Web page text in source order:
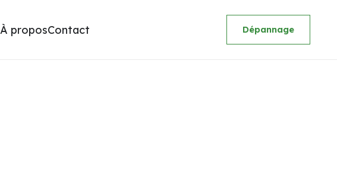
À proposContact Dépannage